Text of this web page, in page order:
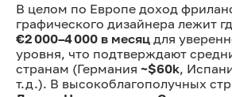
В целом по Европе доход
графического дизайнера лежит
€2 000–4 000 в месяц для
уровня, что подтверждают
странам (Германия ~$60k,
т.д.). В высокоблагополучных